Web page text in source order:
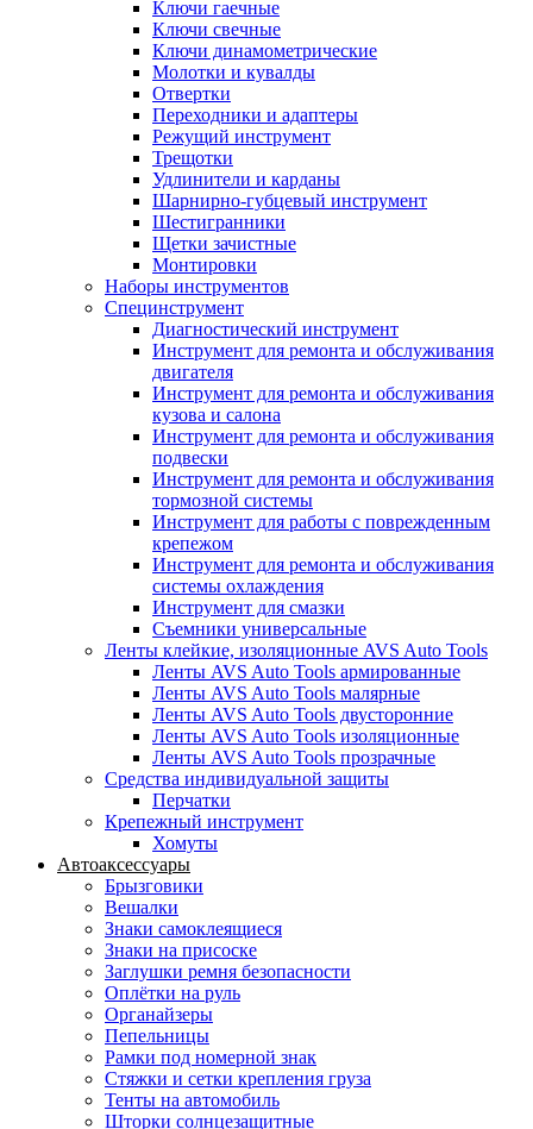
Ключи гаечные
Ключи свечные
Ключи динамометрические
Молотки и кувалды
Отвертки
Переходники и адаптеры
Режущий инструмент
Трещотки
Удлинители и карданы
Шарнирно-губцевый инструмент
Шестигранники
Щетки зачистные
Монтировки
Наборы инструментов
Специнструмент
Диагностический инструмент
Инструмент для ремонта и обслуживания
двигателя
Инструмент для ремонта и обслуживания
кузова и салона
Инструмент для ремонта и обслуживания
подвески
Инструмент для ремонта и обслуживания
тормозной системы
Инструмент для работы с поврежденным
крепежом
Инструмент для ремонта и обслуживания
системы охлаждения
Инструмент для смазки
Съемники универсальные
Ленты клейкие, изоляционные AVS Auto Tools
Ленты AVS Auto Tools армированные
Ленты AVS Auto Tools малярные
Ленты AVS Auto Tools двусторонние
Ленты AVS Auto Tools изоляционные
Ленты AVS Auto Tools прозрачные
Средства индивидуальной защиты
Перчатки
Крепежный инструмент
Хомуты
Автоаксессуары
Брызговики
Вешалки
Знаки самоклеящиеся
Знаки на присоске
Заглушки ремня безопасности
Оплётки на руль
Органайзеры
Пепельницы
Рамки под номерной знак
Стяжки и сетки крепления груза
Тенты на автомобиль
Шторки солнцезащитные